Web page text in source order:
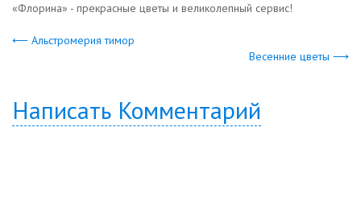
«Флорина» - прекрасные цветы и великолепный сервис!
⟵ Альстромерия тимор
Весенние цветы ⟶
Написать Комментарий